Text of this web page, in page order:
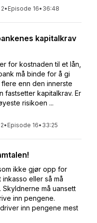
• Episode 16• 36:48
kapitalkrav
for kostnaden til et lån,
må binde for å gi
enn den innerste
fastsetter kapitalkrav. Er
risikoen ...
• Episode 16• 33:25
ikke gjør opp for
eller så må
må uansett
inn pengene.
inn pengene mest